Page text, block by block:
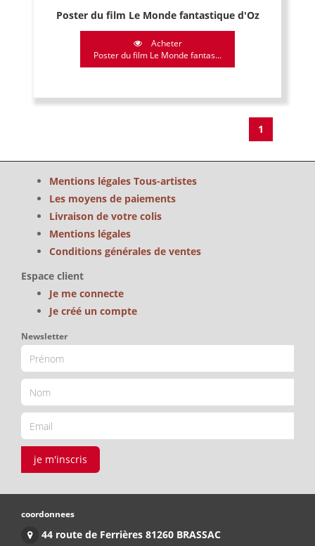
Poster du film Le Monde fantastique d'Oz
Acheter
Poster du film Le Monde fantas...
1
Mentions légales Tous-artistes
Les moyens de paiements
Livraison de votre colis
Mentions légales
Conditions générales de ventes
Espace client
Je me connecte
Je créé un compte
Newsletter
je m'inscris
coordonnees
44 route de Ferrières 81260 BRASSAC